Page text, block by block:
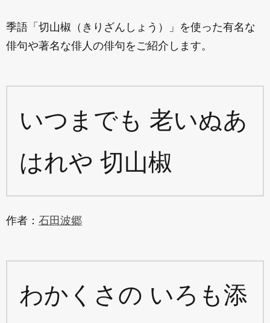
季語「切山椒（きりざんしょう）」を使った有名な
俳句や著名な俳人の俳句をご紹介します。
いつまでも 老いぬあ
はれや 切山椒
作者： 石田波郷
わかくさの いろも添